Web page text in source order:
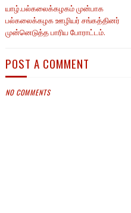
யாழ்.பல்கலைக்கழகம் முன்பாக
பல்கலைக்கழக ஊழியர் சங்கத்தினர்
முன்னெடுத்த பாரிய போராட்டம்.
POST A COMMENT
NO COMMENTS